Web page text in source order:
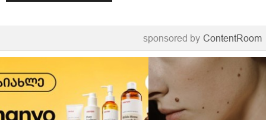
sponsored by ContentRoom